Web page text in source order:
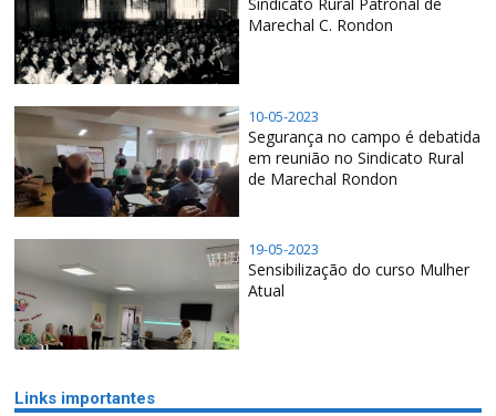
Marechal C. Rondon
10-05-2023
Segurança no campo é debatida
em reunião no Sindicato Rural
de Marechal Rondon
19-05-2023
Sensibilização do curso Mulher
Atual
Links importantes